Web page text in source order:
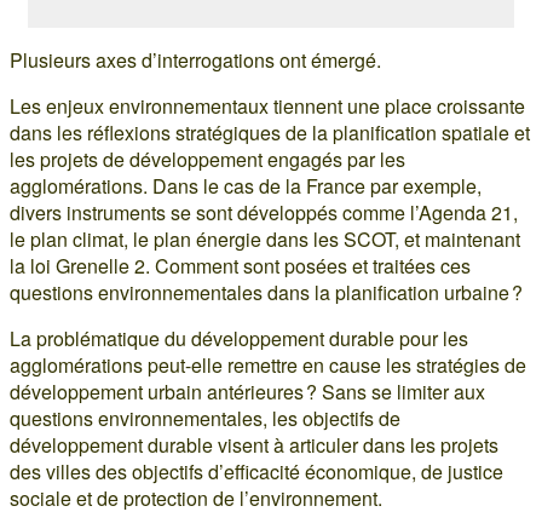
Plusieurs axes d’interrogations ont émergé.
Les enjeux environnementaux tiennent une place croissante
dans les réflexions stratégiques de la planification spatiale et
les projets de développement engagés par les
agglomérations. Dans le cas de la France par exemple,
divers instruments se sont développés comme l’Agenda 21,
le plan climat, le plan énergie dans les SCOT, et maintenant
la loi Grenelle 2. Comment sont posées et traitées ces
questions environnementales dans la planification urbaine ?
La problématique du développement durable pour les
agglomérations peut-elle remettre en cause les stratégies de
développement urbain antérieures ? Sans se limiter aux
questions environnementales, les objectifs de
développement durable visent à articuler dans les projets
des villes des objectifs d’efficacité économique, de justice
sociale et de protection de l’environnement.